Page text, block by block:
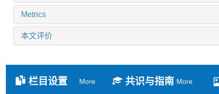
Metrics
本文评价
栏目设置 More 共识与指南 More